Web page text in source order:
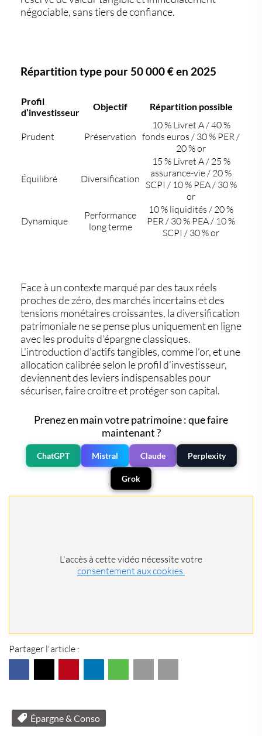
négociable, sans tiers de confiance.
Répartition type pour 50 000 € en 2025
Profil
d’investisseur
Objectif Répartition possible
Prudent Préservation
10 % Livret A / 40 %
fonds euros / 30 % PER /
20 % or
Équilibré Diversification
15 % Livret A / 25 %
assurance-vie / 20 %
SCPI / 10 % PEA / 30 %
or
Dynamique
Performance
long terme
10 % liquidités / 20 %
PER / 30 % PEA / 10 %
SCPI / 30 % or
Face à un contexte marqué par destaux réels
proches de zéro, des marchés incertains et des
tensions monétaires croissantes, ladiversification
patrimonialene se pense plus uniquement en ligne
avec les produits d’épargne classiques.
L’introduction d’actifs tangibles, comme l’or, et une
allocation calibrée selon le profild’investisseur,
deviennent des leviers indispensables pour
sécuriser, faire croître et protéger son capital.
Prenez en main votre patrimoine : que faire
maintenant ?
ChatGPT Mistral Claude Perplexity
Grok
L'accès à cette vidéo nécessite votre
consentement aux cookies.
Partager l'article :
Épargne & Conso